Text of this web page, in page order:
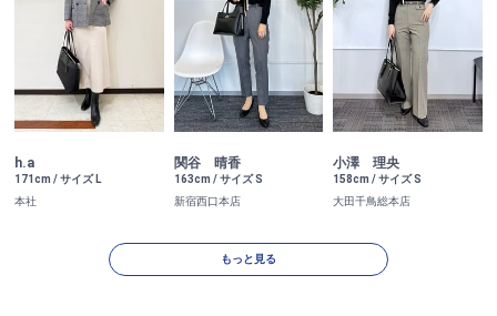
h.a
171cm / サイズ L
本社
関谷 晴香
163cm / サイズ S
新宿西口本店
小澤 理央
158cm / サイズ S
大田千鳥総本店
もっと見る